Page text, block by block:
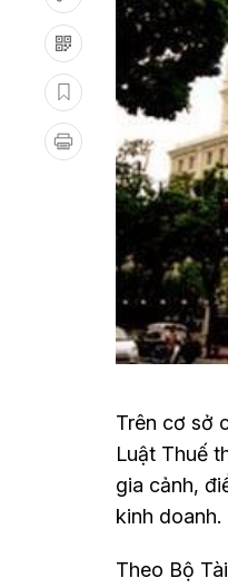
Trên cơ sở
Luật Thuế
gia cảnh,
kinh doanh.
Theo Bộ